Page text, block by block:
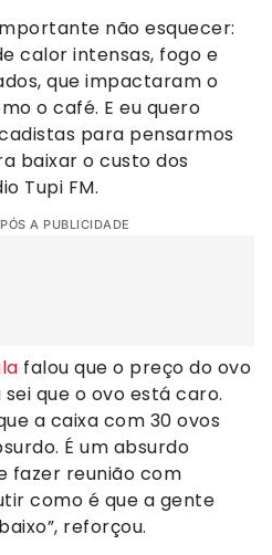
não esquecer:
calor intensas, fogo e
que impactaram o
o café. E eu quero
para pensarmos
baixar o custo dos
Tupi FM.
A PUBLICIDADE
falou que o preço do ovo
sei que o ovo está caro.
a caixa com 30 ovos
É um absurdo
fazer reunião com
como é que a gente
reforçou.